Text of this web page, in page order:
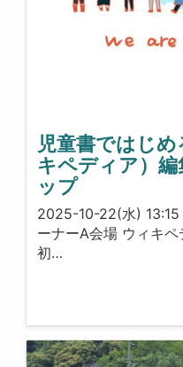
児童書ではじ
キペディア）
ップ
2025-10-22(水) 13:15
ーナーA会場 ウィキ
初…